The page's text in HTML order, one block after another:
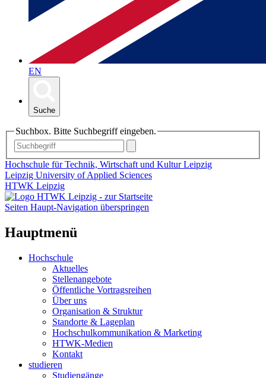
EN
Suche
Suchbox. Bitte Suchbegriff eingeben.
Hochschule für Technik, Wirtschaft und Kultur Leipzig
Leipzig University of Applied Sciences
HTWK Leipzig
Seiten Haupt-Navigation überspringen
Hauptmenü
Hochschule
Aktuelles
Stellenangebote
Öffentliche Vortragsreihen
Über uns
Organisation & Struktur
Standorte & Lageplan
Hochschulkommunikation & Marketing
HTWK-Medien
Kontakt
studieren
Studiengänge